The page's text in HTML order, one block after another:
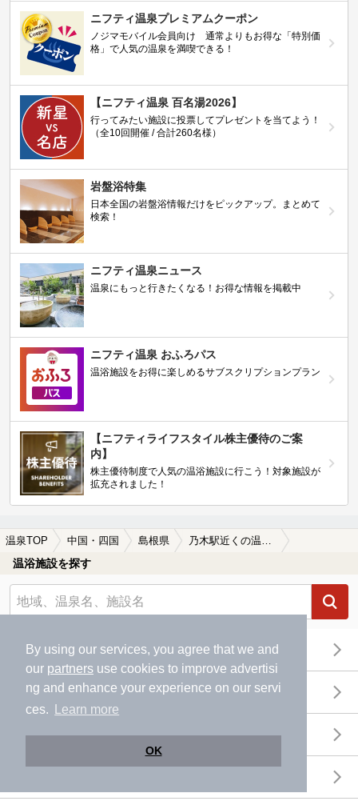
By using our services, you agree that we and
our partners use cookies to improve advertisi
ng and enhance your experience on our servi
ces.
Learn more
OK
ニフティ温泉プレミアムクーポン
ノジマモバイル会員向け 通常よりもお得な「特別価
格」で人気の温泉を満喫できる！
【ニフティ温泉 百名湯2026】
行ってみたい施設に投票してプレゼントを当てよう！
（全10回開催 / 合計260名様）
岩盤浴特集
日本全国の岩盤浴情報だけをピックアップ。まとめて
検索！
ニフティ温泉ニュース
温泉にもっと行きたくなる！お得な情報を掲載中
ニフティ温泉 おふろパス
温浴施設をお得に楽しめるサブスクリプションプラン
【ニフティライフスタイル株主優待のご案
内】
株主優待制度で人気の温浴施設に行こう！対象施設が
拡充されました！
温泉TOP 中国・四国 島根県
温浴施設を探す
エリアから探す
地図から探す
特徴から探す